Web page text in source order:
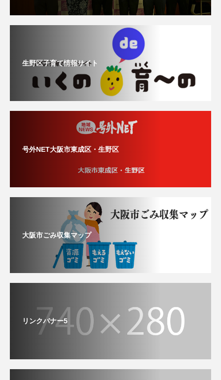
生野区子育て情報サイト
号外NET大阪市東成区・生野区
大阪市ごみ収集マップ
リンクバナー5